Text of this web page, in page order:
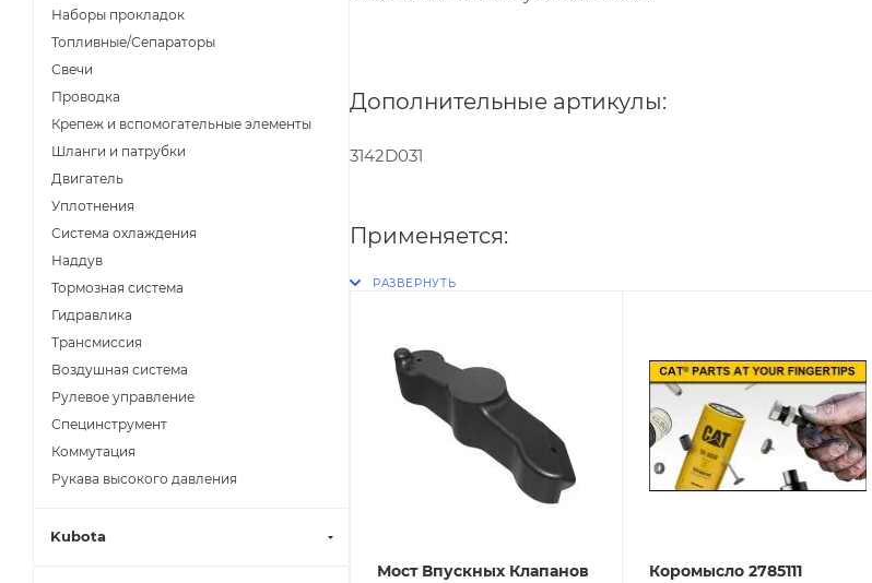
Дополнительные артикулы:
3142D031
Применяется:
Мост Впускных Клапанов
Коромысло 2785111
Наборы прокладок
Топливные/Сепараторы
Свечи
Проводка
Крепеж и вспомогательные элементы
Шланги и патрубки
Двигатель
Уплотнения
Система охлаждения
Наддув
Тормозная система
Гидравлика
Трансмиссия
Воздушная система
Рулевое управление
Специнструмент
Коммутация
Рукава высокого давления
Kubota